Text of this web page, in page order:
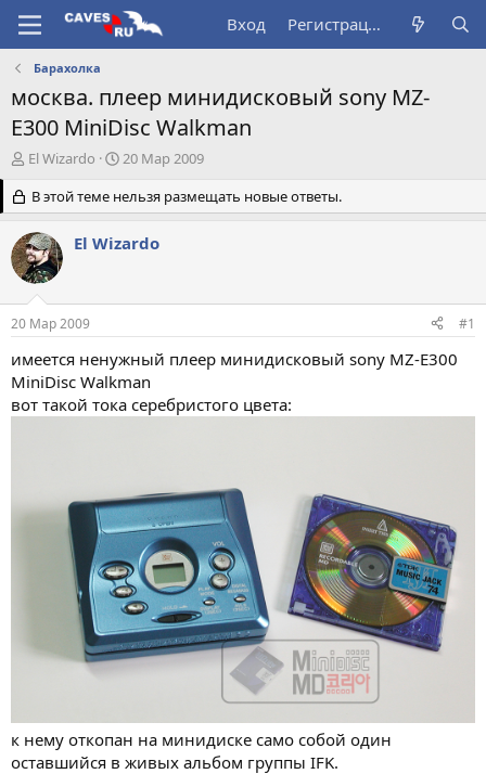
Вход Регистрация
Барахолка
москва. плеер минидисковый sony MZ-
E300 MiniDisc Walkman
А
т
о
р
т
е
м
El Wizardo
Д
т
а
а
а
20 Мар 2009
В этой теме нельзя размещать новые ответы.
El Wizardo
20 Мар 2009 #1
имеется ненужный плеер минидисковый sony MZ-E300
MiniDisc Walkman
вот такой тока серебристого цвета:
к нему откопан на минидиске само собой один
оставшийся в живых альбом группы IFK.